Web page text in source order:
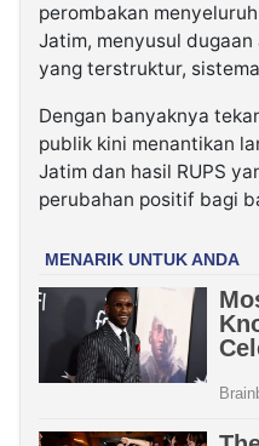
perombakan
Jatim, menyusul
yang terstruktur,
Dengan banyaknya
publik kini menantikan
Jatim dan hasil RUPS
perubahan positif bagi